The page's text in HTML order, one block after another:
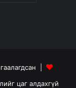
|
цаг алдахгүй